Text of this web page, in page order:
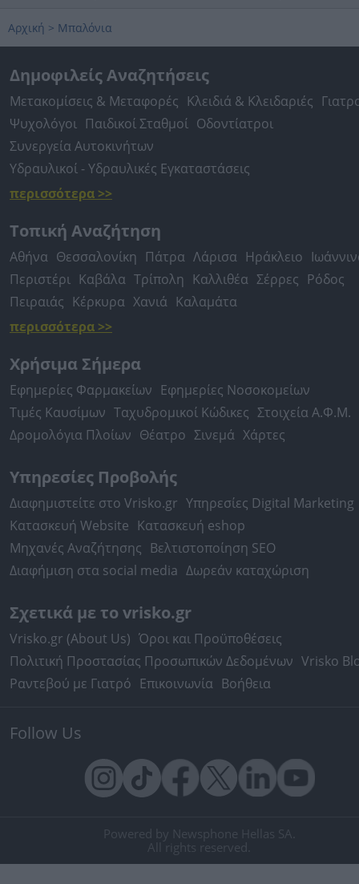
Αρχική > Μπαλόνια
Δημοφιλείς Αναζητήσεις
Μετακομίσεις & Μεταφορές Κλειδιά & Κλειδαριές
Ψυχολόγοι Παιδικοί Σταθμοί Οδοντίατροι
Συνεργεία Αυτοκινήτων
Υδραυλικοί - Υδραυλικές Εγκαταστάσεις
περισσότερα >>
Τοπική Αναζήτηση
Αθήνα Θεσσαλονίκη Πάτρα Λάρισα Ηράκλειο
Περιστέρι Καβάλα Τρίπολη Καλλιθέα Σέρρες Ρόδος
Πειραιάς Κέρκυρα Χανιά Καλαμάτα
περισσότερα >>
Χρήσιμα Σήμερα
Εφημερίες Φαρμακείων Εφημερίες Νοσοκομείων
Τιμές Καυσίμων Ταχυδρομικοί Κώδικες Στοιχεία Α.Φ.Μ.
Δρομολόγια Πλοίων Θέατρο Σινεμά Χάρτες
Υπηρεσίες Προβολής
Διαφημιστείτε στο Vrisko.gr Υπηρεσίες Digital Marketing
Κατασκευή Website Κατασκευή eshop
Μηχανές Αναζήτησης Βελτιστοποίηση SEO
Διαφήμιση στα social media Δωρεάν καταχώριση
Σχετικά με το vrisko.gr
Vrisko.gr (About Us) Όροι και Προϋποθέσεις
Πολιτική Προστασίας Προσωπικών Δεδομένων Vrisko
Ραντεβού με Γιατρό Επικοινωνία Βοήθεια
Follow Us
Powered by Newsphone Hellas SA.
All rights reserved.